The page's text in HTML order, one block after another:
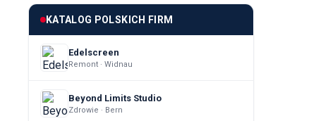
KATALOG POLSKICH FIRM
Edelscreen
Remont · Widnau
Beyond Limits Studio
Zdrowie · Bern